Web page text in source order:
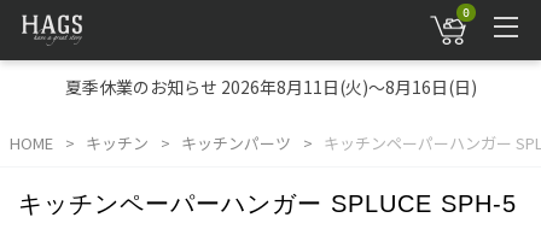
0
夏季休業のお知らせ 2026年8月11日(火)～8月16日(日)
HOME キッチン キッチンパーツ キッチンペーパーハンガー
キッチンペーパーハンガー SPLUCE SPH-5